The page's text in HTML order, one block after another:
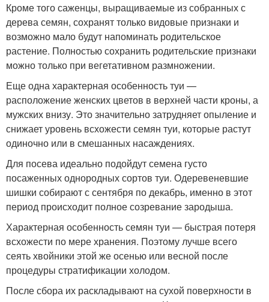
Кроме того саженцы, выращиваемые из собранных с
дерева семян, сохранят только видовые признаки и
возможно мало будут напоминать родительское
растение. Полностью сохранить родительские признаки
можно только при вегетативном размножении.
Еще одна характерная особенность туи —
расположение женских цветов в верхней части кроны, а
мужских внизу. Это значительно затрудняет опыление и
снижает уровень всхожести семян туи, которые растут
одиночно или в смешанных насаждениях.
Для посева идеально подойдут семена густо
посаженных однородных сортов туи. Одеревеневшие
шишки собирают с сентября по декабрь, именно в этот
период происходит полное созревание зародыша.
Характерная особенность семян туи — быстрая потеря
всхожести по мере хранения. Поэтому лучше всего
сеять хвойники этой же осенью или весной после
процедуры стратификации холодом.
После сбора их раскладывают на сухой поверхности в